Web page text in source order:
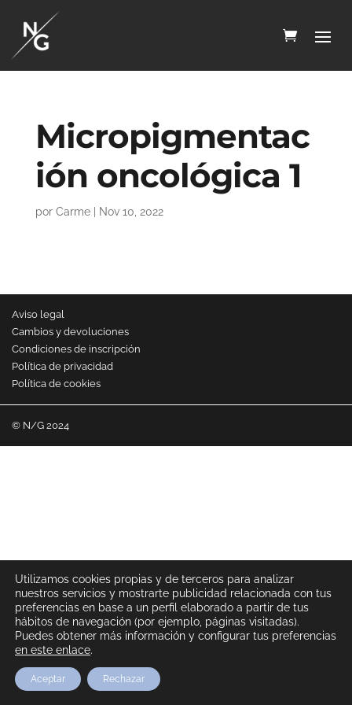
Micropigmentac
ión oncológica 1
por Carme| Nov 10, 2022
Aviso legal
Cambios y devoluciones
Condiciones de inscripción
Política de privacidad
Política de cookies
© N/G 2024
Utilizamos cookies propias y de terceros para analizar
nuestros servicios y mostrarte publicidad relacionada con tus
preferencias en base a un perfil elaborado a partir de tus
hábitos de navegación (por ejemplo, páginas visitadas).
Puedes obtener más información y configurar tus preferencias
en este enlace.
Aceptar Rechazar